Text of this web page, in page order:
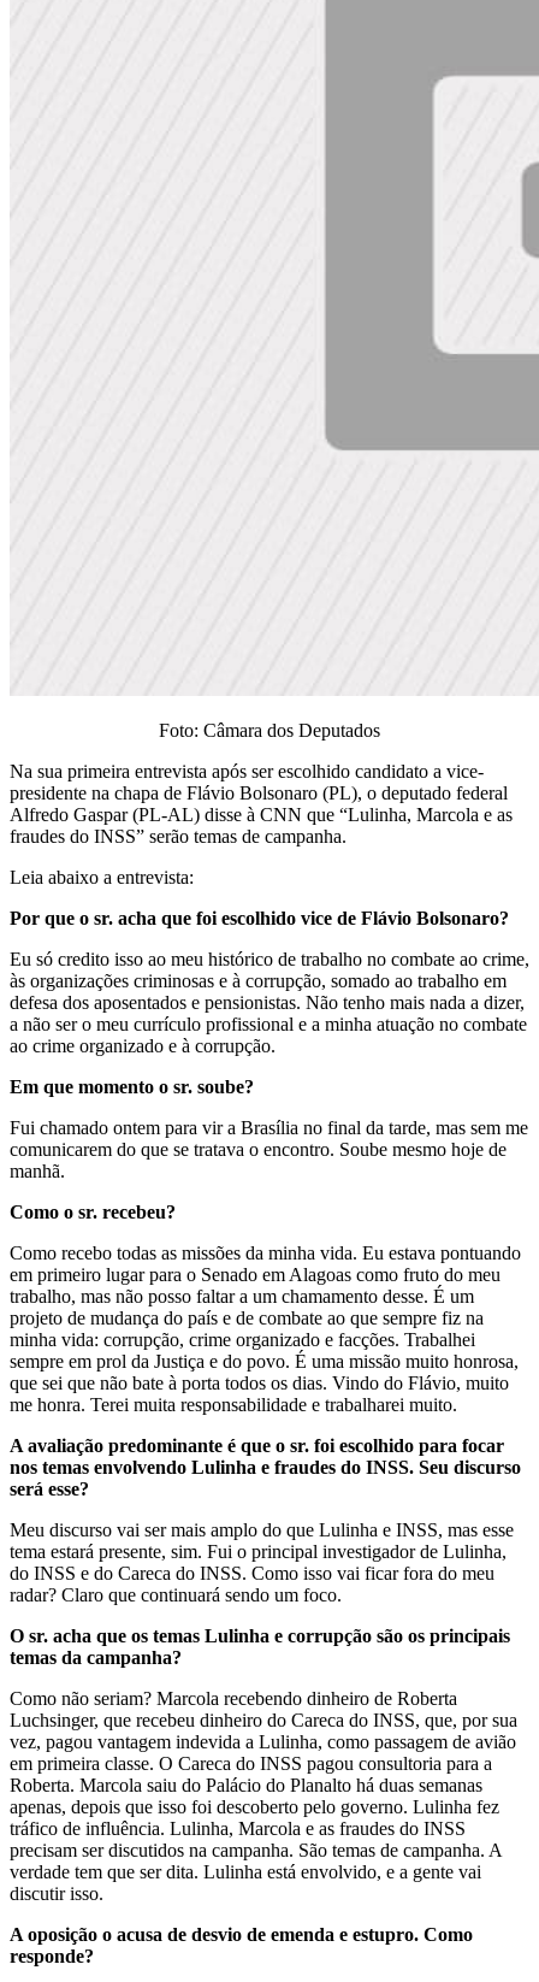
Foto: Câmara dos Deputados
Na sua primeira entrevista após ser escolhido candidato a vice-
presidente na chapa de Flávio Bolsonaro (PL), o deputado federal
Alfredo Gaspar (PL-AL) disse à CNN que “Lulinha, Marcola e as
fraudes do INSS” serão temas de campanha.
Leia abaixo a entrevista:
Por que o sr. acha que foi escolhido vice de Flávio Bolsonaro?
Eu só credito isso ao meu histórico de trabalho no combate ao crime,
às organizações criminosas e à corrupção, somado ao trabalho em
defesa dos aposentados e pensionistas. Não tenho mais nada a dizer,
a não ser o meu currículo profissional e a minha atuação no combate
ao crime organizado e à corrupção.
Em que momento o sr. soube?
Fui chamado ontem para vir a Brasília no final da tarde, mas sem me
comunicarem do que se tratava o encontro. Soube mesmo hoje de
manhã.
Como o sr. recebeu?
Como recebo todas as missões da minha vida. Eu estava pontuando
em primeiro lugar para o Senado em Alagoas como fruto do meu
trabalho, mas não posso faltar a um chamamento desse. É um
projeto de mudança do país e de combate ao que sempre fiz na
minha vida: corrupção, crime organizado e facções. Trabalhei
sempre em prol da Justiça e do povo. É uma missão muito honrosa,
que sei que não bate à porta todos os dias. Vindo do Flávio, muito
me honra. Terei muita responsabilidade e trabalharei muito.
A avaliação predominante é que o sr. foi escolhido para focar
nos temas envolvendo Lulinha e fraudes do INSS. Seu discurso
será esse?
Meu discurso vai ser mais amplo do que Lulinha e INSS, mas esse
tema estará presente, sim. Fui o principal investigador de Lulinha,
do INSS e do Careca do INSS. Como isso vai ficar fora do meu
radar? Claro que continuará sendo um foco.
O sr. acha que os temas Lulinha e corrupção são os principais
temas da campanha?
Como não seriam? Marcola recebendo dinheiro de Roberta
Luchsinger, que recebeu dinheiro do Careca do INSS, que, por sua
vez, pagou vantagem indevida a Lulinha, como passagem de avião
em primeira classe. O Careca do INSS pagou consultoria para a
Roberta. Marcola saiu do Palácio do Planalto há duas semanas
apenas, depois que isso foi descoberto pelo governo. Lulinha fez
tráfico de influência. Lulinha, Marcola e as fraudes do INSS
precisam ser discutidos na campanha. São temas de campanha. A
verdade tem que ser dita. Lulinha está envolvido, e a gente vai
discutir isso.
A oposição o acusa de desvio de emenda e estupro. Como
responde?